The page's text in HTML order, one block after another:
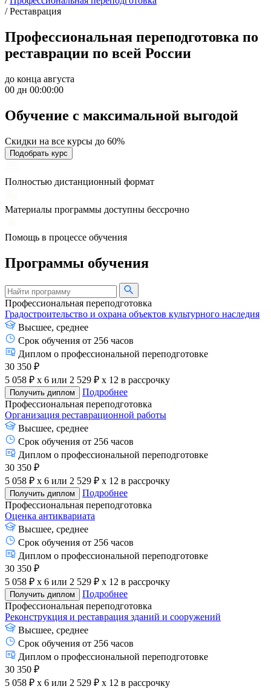
/ Реставрация
Профессиональная переподготовка по
реставрации по всей России
до конца августа
00 дн 00:00:00
Обучение с максимальной выгодой
Скидки на все курсы до 60%
Подобрать курс
Полностью дистанционный формат
Материалы программы доступны бессрочно
Помощь в процессе обучения
Программы обучения
Профессиональная переподготовка
Градостроительство и охрана объектов культурного наследия
Высшее, среднее
Срок обучения от 256 часов
Диплом о профессиональной переподготовке
30 350 ₽
5 058 ₽ x 6 или 2 529 ₽ x 12 в рассрочку
Получить диплом
Подробнее
Профессиональная переподготовка
Организация реставрационной работы
Высшее, среднее
Срок обучения от 256 часов
Диплом о профессиональной переподготовке
30 350 ₽
5 058 ₽ x 6 или 2 529 ₽ x 12 в рассрочку
Получить диплом
Подробнее
Профессиональная переподготовка
Оценка антиквариата
Высшее, среднее
Срок обучения от 256 часов
Диплом о профессиональной переподготовке
30 350 ₽
5 058 ₽ x 6 или 2 529 ₽ x 12 в рассрочку
Получить диплом
Подробнее
Профессиональная переподготовка
Реконструкция и реставрация зданий и сооружений
Высшее, среднее
Срок обучения от 256 часов
Диплом о профессиональной переподготовке
30 350 ₽
5 058 ₽ x 6 или 2 529 ₽ x 12 в рассрочку